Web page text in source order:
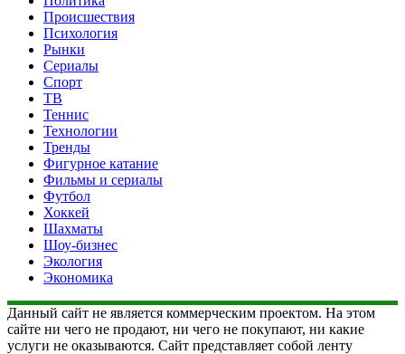
Происшествия
Психология
Рынки
Сериалы
Спорт
ТВ
Теннис
Технологии
Тренды
Фигурное катание
Фильмы и сериалы
Футбол
Хоккей
Шахматы
Шоу-бизнес
Экология
Экономика
Данный сайт не является коммерческим проектом. На этом
сайте ни чего не продают, ни чего не покупают, ни какие
услуги не оказываются. Сайт представляет собой ленту